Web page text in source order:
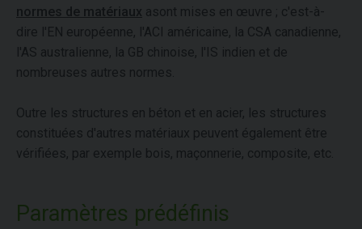
normes de matériaux asont mises en œuvre ; c'est-à-
dire l'EN européenne, l'ACI américaine, la CSA canadienne,
l'AS australienne, la GB chinoise, l'IS indien et de
nombreuses autres normes.
Outre les structures en béton et en acier, les structures
constituées d'autres matériaux peuvent également être
vérifiées, par exemple bois, maçonnerie, composite, etc.
Paramètres prédéfinis